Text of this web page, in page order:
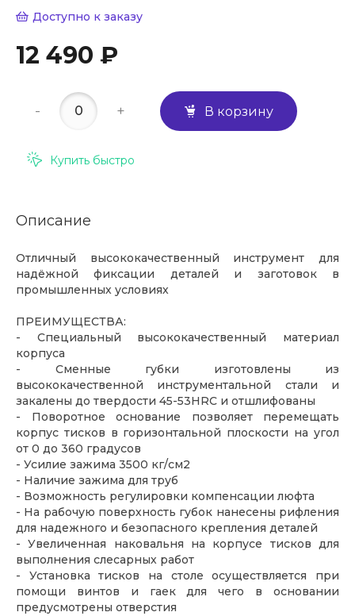
Доступно к заказу
12 490 ₽
- + В корзину
Купить быстро
Описание
Отличный высококачественный инструмент для
надёжной фиксации деталей и заготовок в
промышленных условиях
ПРЕИМУЩЕСТВА:
- Специальный высококачественный материал
корпуса
- Сменные губки изготовлены из
высококачественной инструментальной стали и
закалены до твердости 45-53HRC и отшлифованы
- Поворотное основание позволяет перемещать
корпус тисков в горизонтальной плоскости на угол
от 0 до 360 градусов
- Усилие зажима 3500 кг/см2
- Наличие зажима для труб
- Возможность регулировки компенсации люфта
- На рабочую поверхность губок нанесены рифления
для надежного и безопасного крепления деталей
- Увеличенная наковальня на корпусе тисков для
выполнения слесарных работ
- Установка тисков на столе осуществляется при
помощи винтов и гаек для чего в основании
предусмотрены отверстия